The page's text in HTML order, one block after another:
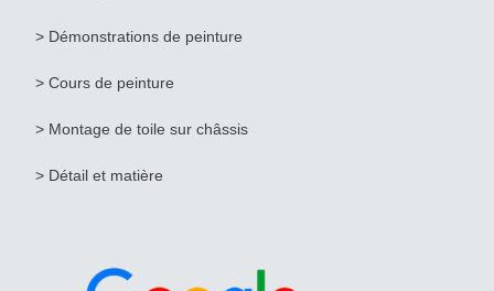
> Démonstrations de peinture
> Cours de peinture
> Montage de toile sur châssis
> Détail et matière